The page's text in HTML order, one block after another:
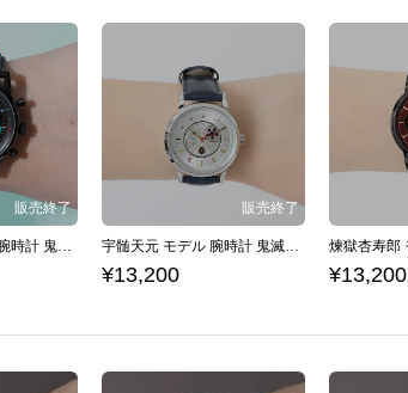
竈門炭治郎 モデル 腕時計 鬼滅の刃 宇髄天元 モデル 腕時計 鬼滅の刃
¥13,200 ¥13,200